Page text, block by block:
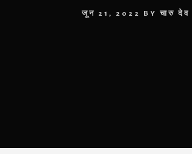
जून 21, 2022 BYचारु देव